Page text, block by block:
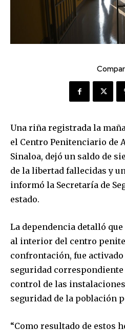
Una riña registrada la
el Centro Penitenciario de
Sinaloa, dejó un saldo de
de la libertad fallecidas y
informó la Secretaría de
estado.
La dependencia detalló
al interior del centro
confrontación, fue
seguridad
control de las
seguridad de la población
“Como resultado de estos